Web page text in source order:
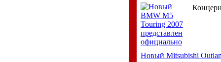
Новый Mitsubishi